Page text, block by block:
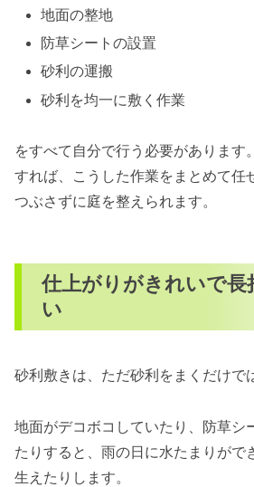
地面の整地
防草シートの設置
砂利の運搬
砂利を均一に敷く作業
をすべて自分で行う必要があります
すれば、こうした作業をまとめて任
つぶさずに庭を整えられます。
仕上がりがきれいで長
い
砂利敷きは、ただ砂利をまくだけで
地面がデコボコしていたり、防草シ
たりすると、雨の日に水たまりがで
生えたりします。